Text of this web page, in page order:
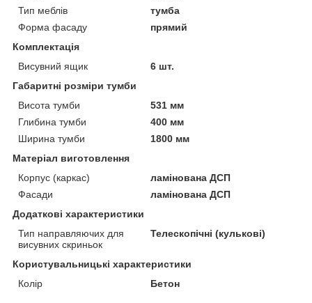
Тип меблів
тумба
Форма фасаду
прямий
Комплектація
Висувний ящик
6 шт.
Габаритні розміри тумби
Висота тумби
531 мм
Глибина тумби
400 мм
Ширина тумби
1800 мм
Матеріал виготовлення
Корпус (каркас)
ламінована ДСП
Фасади
ламінована ДСП
Додаткові характеристики
Тип направляючих для
висувних скриньок
Телескопічні (кулькові)
Користувальницькі характеристики
Колір
Бетон